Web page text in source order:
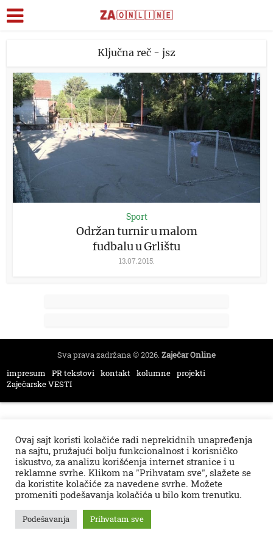
Ključna reč - jsz
Sport
Održan turnir u malom
fudbalu u Grlištu
13.07.2015.
Sva prava zadržana © 2026.Zaječar Online
impresum
PR tekstovi kontakt kolumne projekti
Zaječarske VESTI
Ovaj sajt koristi kolačiće radi neprekidnih unapređenja
na sajtu, pružajući bolju funkcionalnost i korisničko
iskustvo, za analizu korišćenja internet stranice i u
reklamne svrhe. Klikom na "Prihvatam sve", slažete se
da koristite kolačiće za navedene svrhe. Možete
promeniti podešavanja kolačića u bilo kom trenutku.
Podešavanja Prihvatam sve